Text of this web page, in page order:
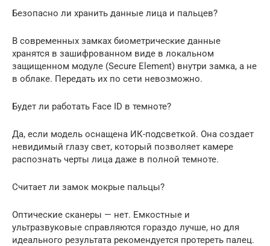
Безопасно ли хранить данные лица и пальцев?
В современных замках биометрические данные
хранятся в зашифрованном виде в локальном
защищенном модуле (Secure Element) внутри замка, а не
в облаке. Передать их по сети невозможно.
Будет ли работать Face ID в темноте?
Да, если модель оснащена ИК-подсветкой. Она создает
невидимый глазу свет, который позволяет камере
распознать черты лица даже в полной темноте.
Считает ли замок мокрые пальцы?
Оптические сканеры — нет. Емкостные и
ультразвуковые справляются гораздо лучше, но для
идеального результата рекомендуется протереть палец.